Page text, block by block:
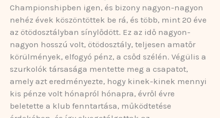
Championshipben igen, és bizony nagyon-nagyon
nehéz évek köszöntöttek be rá, és több, mint 20 éve
az ötödosztályban sínylődött. Ez az idő nagyon-
nagyon hosszú volt, ötödosztály, teljesen amatőr
körülmények, elfogyó pénz, a csőd szélén. Végülis a
szurkolók társasága mentette meg a csapatot,
amely azt eredményezte, hogy kinek-kinek mennyi
kis pénze volt hónapról hónapra, évről évre
beletette a klub fenntartása, működtetése